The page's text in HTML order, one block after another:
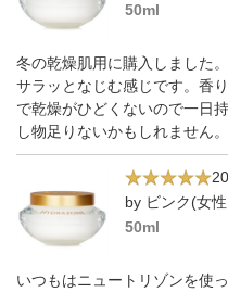
50ml
冬の乾燥肌用に購入しました
サラッとなじむ感じです。香
で乾燥がひどくないので一日
し物足りないかもしれません。
by ビンク(女
50ml
いつもはニュートリゾンを使